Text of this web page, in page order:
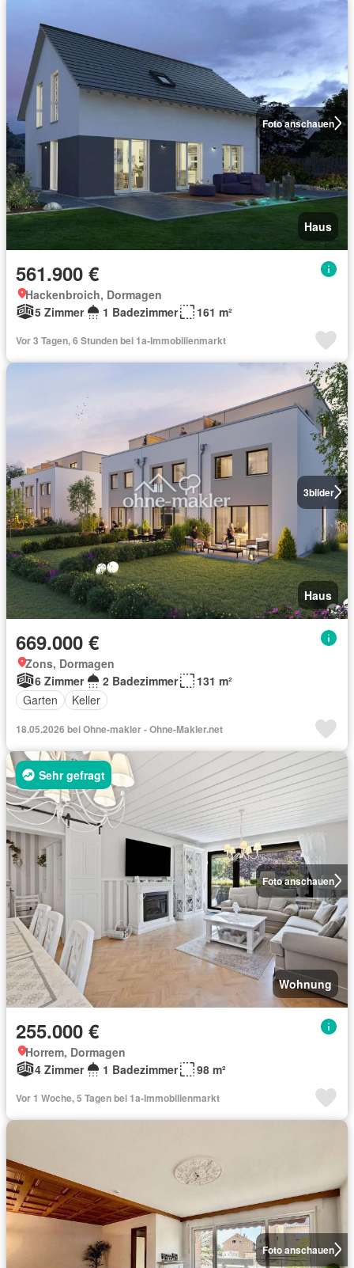
Foto anschauen
Haus
561.900 €
Hackenbroich, Dormagen
5 Zimmer
1 Badezimmer 161 m²
Vor 3 Tagen, 6 Stunden bei 1a-Immobilienmarkt
3bilder
Haus
669.000 €
Zons, Dormagen
6 Zimmer
2 Badezimmer
131 m²
Garten
Keller
18.05.2026 bei Ohne-makler - Ohne-Makler.net
Foto anschauen
Sehr gefragt
Wohnung
255.000 €
Horrem, Dormagen
4 Zimmer
1 Badezimmer 98 m²
Vor 1 Woche, 5 Tagen bei 1a-Immobilienmarkt
Foto anschauen